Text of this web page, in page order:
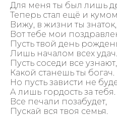
Для меня ты был лишь
Теперь стал ещё и
Вижу, в жизни ты знаток,
Вот тебе мои
Пусть твой день
Лишь началом всех удач.
Пусть соседи все узнают,
Какой станешь ты богач.
Но пусть зависти не
А лишь гордость за тебя.
Все печали позабудет,
Пускай вся твоя семья.